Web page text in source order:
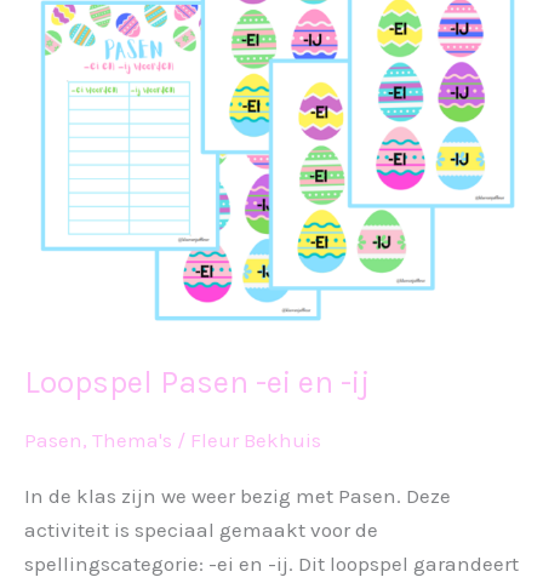
Loopspel Pasen -ei en -ij
Pasen, Thema's / Fleur Bekhuis
In de klas zijn we weer bezig met Pasen. Deze
activiteit is speciaal gemaakt voor de
spellingscategorie: -ei en -ij. Dit loopspel garandeert